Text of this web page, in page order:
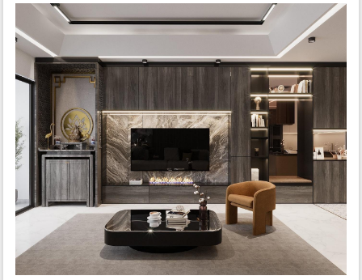
Mọi thông tin về muabán căn hộ Sky 5 Noble Crystal Tây Hồ
xin mời quý khách hàng liên hệ phòng bán hàng Tân Long
Land:
Hotline: 0987 745 745
Website:canhociputra.com
Cho thuê căn hộ chung cư Noble Crystal Tây Hồ
Bán căn hộ chung cư Noble Crystal Tây Hồ